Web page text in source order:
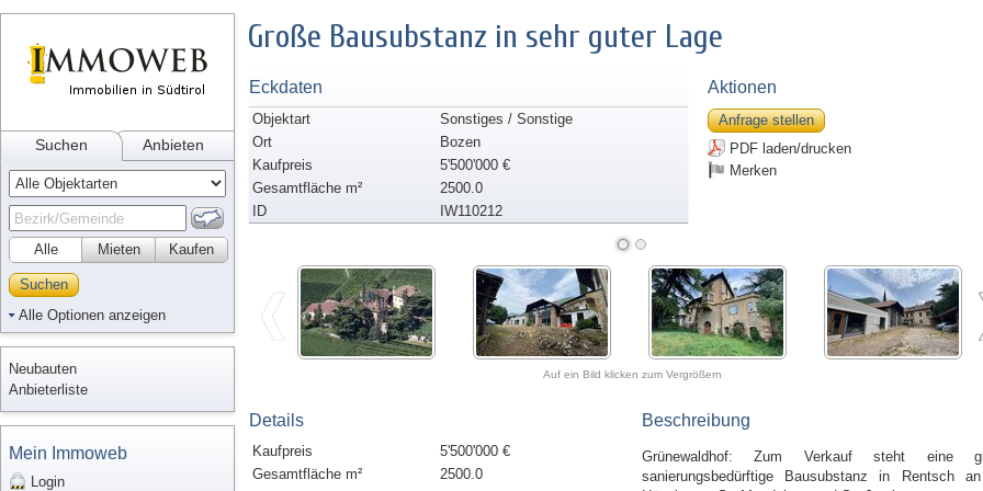
Suchen Anbieten
Alle Kaufen
Mieten
Suchen
Alle Optionen anzeigen
Neubauten
Anbieterliste
Mein Immoweb
Login
Große Bausubstanz in sehr guter Lage
Eckdaten
Objektart
Sonstiges / Sonstige
Ort
Bozen
Kaufpreis
5'500'000 €
Gesamtfläche m²
2500.0
ID
IW110212
Aktionen
Anfrage stellen
PDF laden/drucken
Merken
Auf ein Bild klicken zum Vergrößern
Details
Kaufpreis
5'500'000 €
Gesamtfläche m²
2500.0
Beschreibung
Grünewaldhof: Zum Verkauf steht eine
sanierungsbedürftige Bausubstanz in Rentsch